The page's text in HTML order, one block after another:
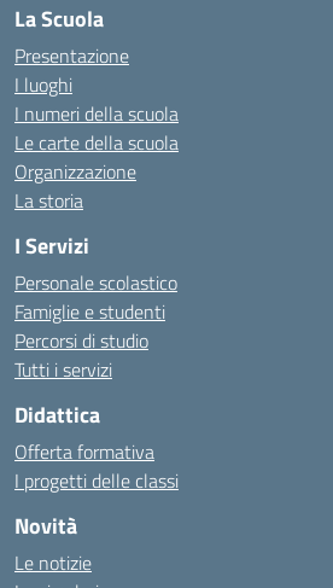
La Scuola
Presentazione
I luoghi
I numeri della scuola
Le carte della scuola
Organizzazione
La storia
I Servizi
Personale scolastico
Famiglie e studenti
Percorsi di studio
Tutti i servizi
Didattica
Offerta formativa
I progetti delle classi
Novità
Le notizie